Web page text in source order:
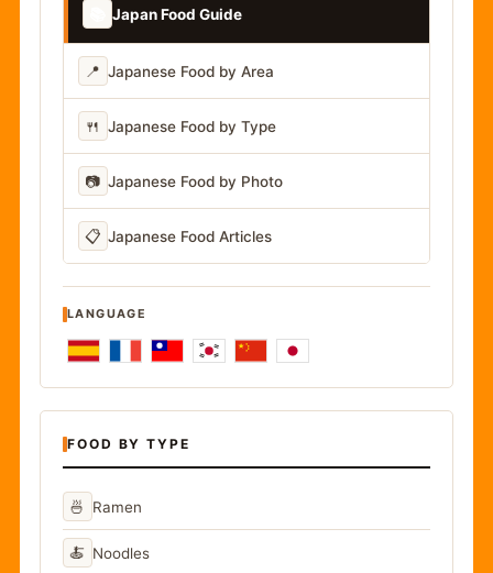
Japan Food Guide
📍 Japanese Food by Area
🍴 Japanese Food by Type
📷 Japanese Food by Photo
📋 Japanese Food Articles
LANGUAGE
FOOD BY TYPE
🍜 Ramen
🍝 Noodles